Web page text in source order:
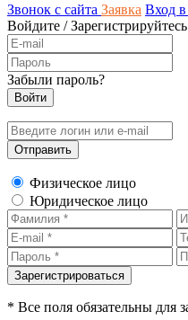
Звонок с сайта Заявка Вход
Войдите /Зарегистрируйтесь
Забыли пароль?
Физическое лицо
Юридическое лицо
* Все поля обязательны для